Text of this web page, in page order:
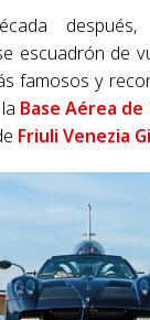
escuadrón de
famosos y
Base Aérea
Friuli Venezia